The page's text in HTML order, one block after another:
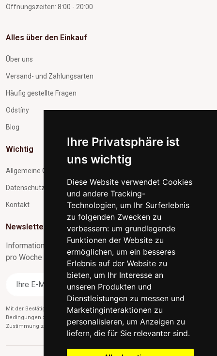
Ihre Privatsphäre ist
uns wichtig
Diese Website verwendet Cookies
und andere Tracking-
Technologien, um Ihr Surferlebnis
zu folgenden Zwecken zu
verbessern: um grundlegende
Funktionen der Website zu
ermöglichen, um ein besseres
Erlebnis auf der Website zu
bieten, um Ihr Interesse an
unseren Produkten und
Dienstleistungen zu messen und
Marketinginteraktionen zu
personalisieren, um Anzeigen zu
liefern, die für Sie relevanter sind.
Öffnungszeiten: 8:00 - 20:00
Alles über den Einkauf
Über uns
Versand- und Zahlungsarten
Häufig gestellte Fragen
Odstíny
Blog
Wichtig
Allgemeine Geschäftsbedingungen
Datenschutz und Verarbeitung personenbezogener Daten
Kontakt
Newsletter-Abonnement
Informationen zu Neuigkeiten und nützliche Tipps max. 1x
pro Woche
Mit der Bestätigung des Abonnements stimmen Sie gleichzeitig unseren
Bedingungen zu
Zustimmung zum Versand von Werbe-E-Mails.